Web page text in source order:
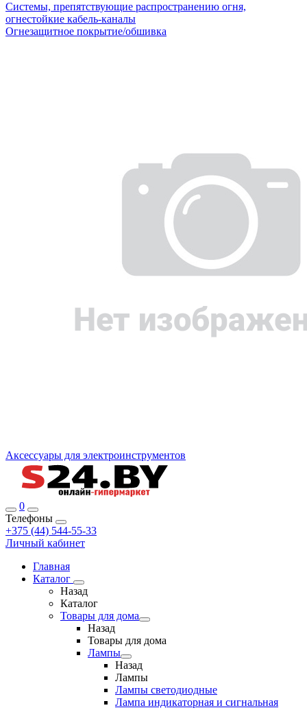
Системы, препятствующие распространению огня,
огнестойкие кабель-каналы
Огнезащитное покрытие/обшивка
Аксессуары для электроинструментов
0
Телефоны
+375 (44) 544-55-33
Личный кабинет
Главная
Каталог
Назад
Каталог
Товары для дома
Назад
Товары для дома
Лампы
Назад
Лампы
Лампы светодиодные
Лампа индикаторная и сигнальная